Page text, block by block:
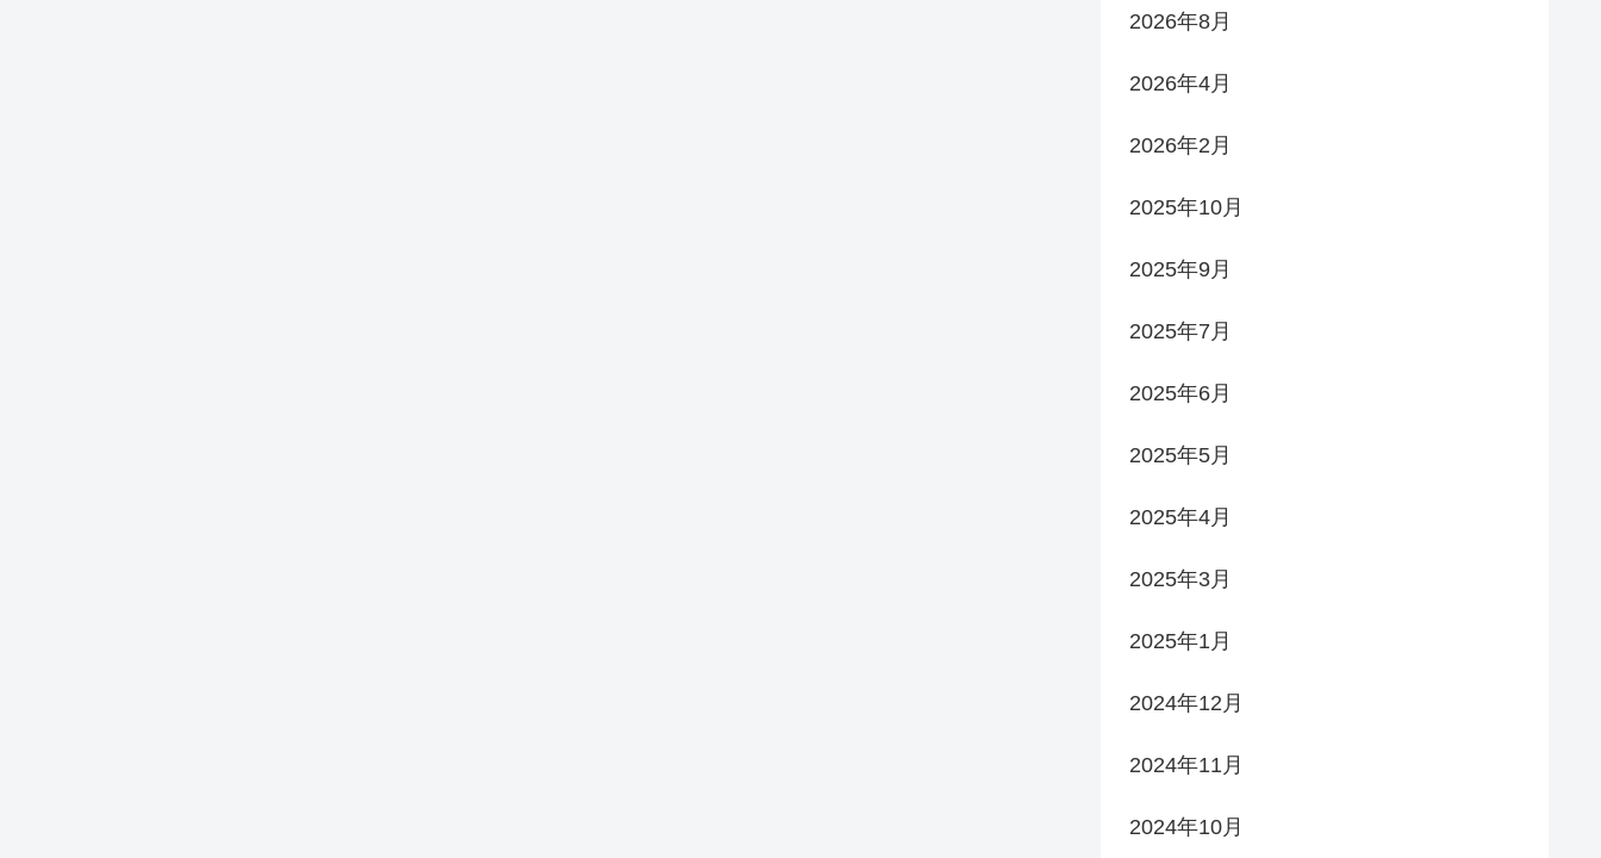
2026年8月
2026年4月
2026年2月
2025年10月
2025年9月
2025年7月
2025年6月
2025年5月
2025年4月
2025年3月
2025年1月
2024年12月
2024年11月
2024年10月